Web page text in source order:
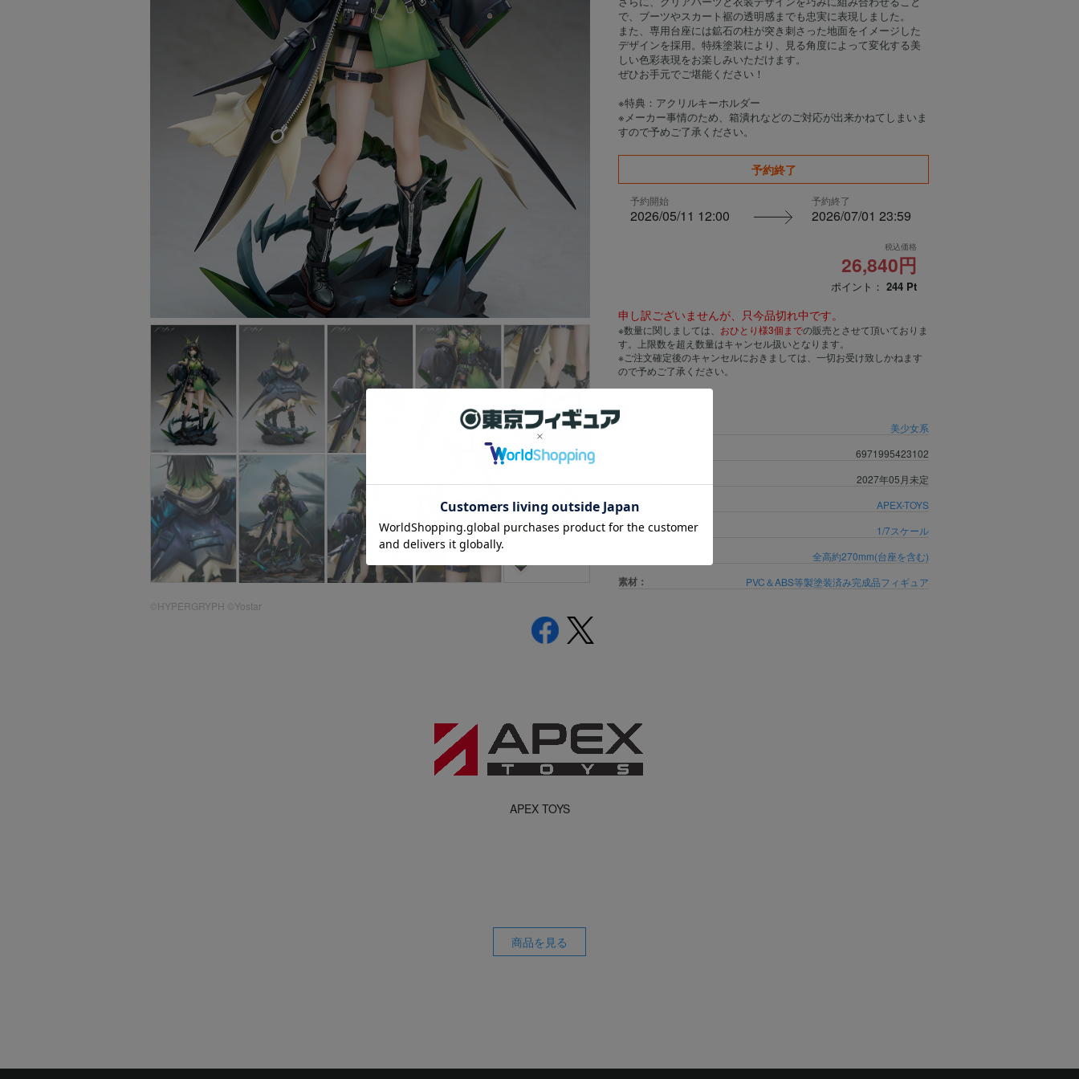
©HYPERGRYPH ©Yostar
で、ブーツやスカート裾の透明感までも忠実に表現しました。
また、専用台座には鉱石の柱が突き刺さった地面をイメージした
デザインを採用。特殊塗装により、見る角度によって変化する美
しい色彩表現をお楽しみいただけます。
ぜひお手元でご堪能ください！
※特典：アクリルキーホルダー
※メーカー事情のため、箱潰れなどのご対応が出来かねてしまいま
すので予めご了承ください。
予約終了
予約開始
2026/05/11 12:00
予約終了
2026/07/01 23:59
税込価格
26,840円
ポイント： 244 Pt
申し訳ございませんが、只今品切れ中です。
※数量に関しましては、 おひとり様3個までの販売とさせて頂いておりま
す。上限数を超え数量はキャンセル扱いとなります。
※ご注文確定後のキャンセルにおきましては、一切お受け致しかねます
ので予めご了承ください。
美少女系
6971995423102
2027年05月未定
発売元： APEX-TOYS
スケール： 1/7スケール
全高約270mm(台座を含む)
素材： PVC＆ABS等製塗装済み完成品フィギュア
APEX TOYS
商品を見る